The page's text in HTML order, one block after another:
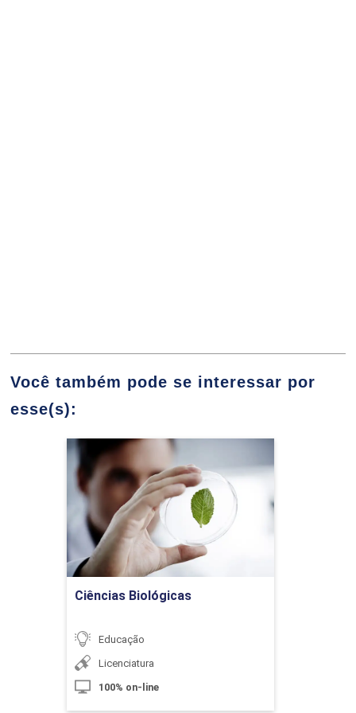
10h
Planejamento e Gestão Orçamentária
Solicitação de Recursos para
Aprovação
Você também pode se interessar por
esse(s):
Ciências Biológicas
Educação
Licenciatura
100% on-line
Ciências Biológicas
Detalhes do curso
Ir para Inscrição